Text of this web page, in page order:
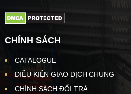
CHÍNH SÁCH
CATALOGUE
ĐIỀU KIỆN GIAO DỊCH CHUNG
CHÍNH SÁCH ĐỔI TRẢ